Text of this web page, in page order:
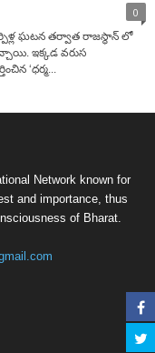
0
ఘ‌ట‌న త‌ర్వాత రాజస్థాన్ లో
ఇక్కడ వరుస
‘ధర్మ...
Network known for
and importance, thus
of Bharat.